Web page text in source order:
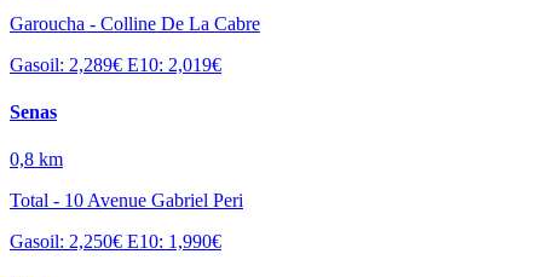
Garoucha - Colline De La Cabre
Gasoil: 2,289€ E10: 2,019€
Senas
0,8 km
Total - 10 Avenue Gabriel Peri
Gasoil: 2,250€ E10: 1,990€